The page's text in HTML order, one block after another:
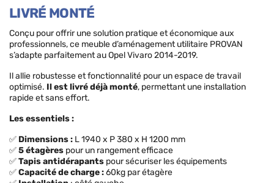
LIVRÉ MONTÉ
Conçu pour offrir une solution pratique et économique aux
professionnels, ce meuble d’aménagement utilitaire PROVAN
s’adapte parfaitement au Opel Vivaro 2014-2019.
Il allie robustesse et fonctionnalité pour un espace de travail
optimisé. Il est livré déjà monté, permettant une installation
rapide et sans effort.
Les essentiels :
✅ Dimensions: L 1940 x P 380 x H 1200 mm
✅5 étagères pour un rangement efficace
✅Tapis antidérapants pour sécuriser les équipements
✅Capacité de charge:60kg par étagère